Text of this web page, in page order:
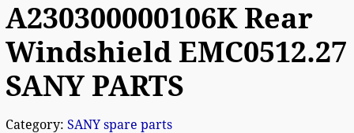
A230300000106K Rear
Windshield EMC0512.27
SANY PARTS
Category: SANY spare parts